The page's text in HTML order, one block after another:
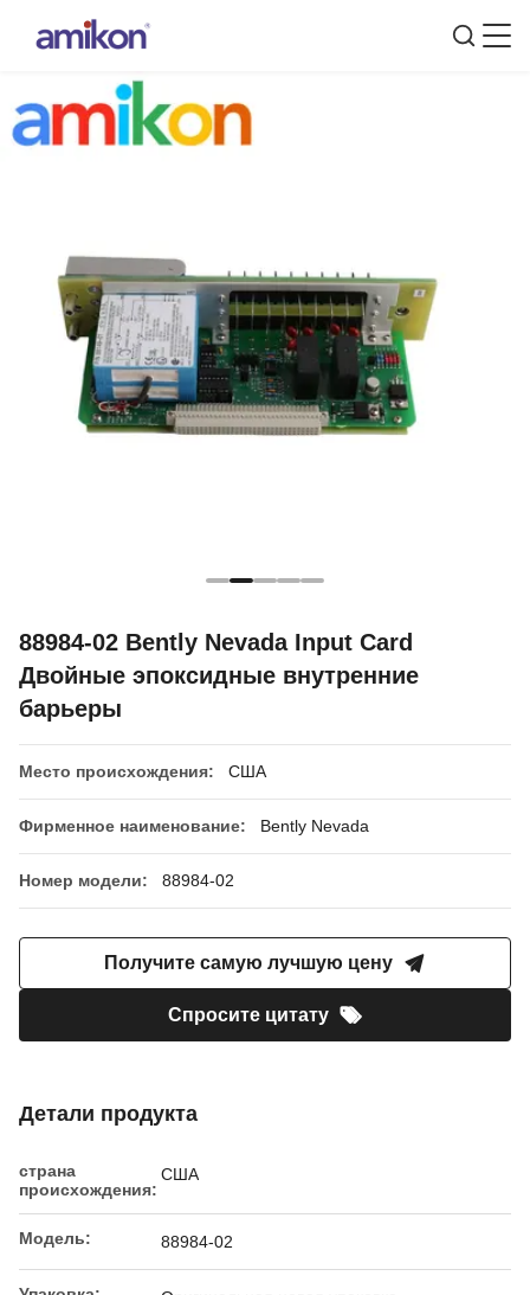
88984-02 Bently Nevada Input Card
Двойные эпоксидные внутренние
барьеры
Место происхождения: США
Фирменное наименование: Bently Nevada
Номер модели: 88984-02
Получите самую лучшую цену
Спросите цитату
Детали продукта
страна
происхождения:
США
Модель: 88984-02